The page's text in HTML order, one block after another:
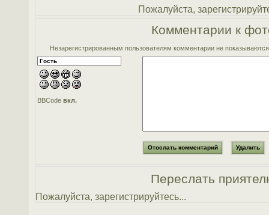
Пожалуйста,
Комментарии к
Незарегистрированным пользователям комментарии не
BBCodeвкл.
Переслать
Пожалуйста, зарегистрируйтесь...